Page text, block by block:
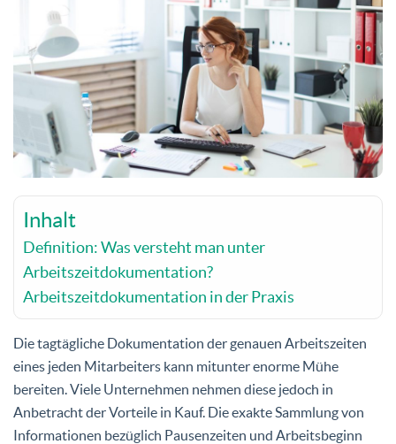
Inhalt
Definition: Was versteht man unter
Arbeitszeitdokumentation?
Arbeitszeitdokumentation in der Praxis
Die tagtägliche Dokumentation der genauen Arbeitszeiten
eines jeden Mitarbeiters kann mitunter enorme Mühe
bereiten. Viele Unternehmen nehmen diese jedoch in
Anbetracht der Vorteile in Kauf. Die exakte Sammlung von
Informationen bezüglich Pausenzeiten und Arbeitsbeginn